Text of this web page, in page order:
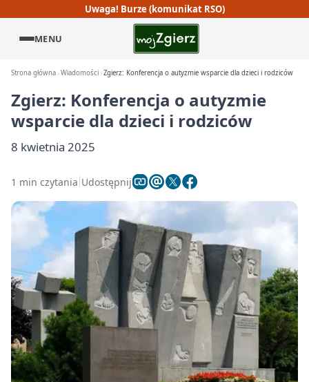
Uwaga! Burze (komunikat RSO)
MENU
Strona główna Wiadomości Zgierz: Konferencja o autyzmie wsparcie dla dzieci i rodziców
Zgierz: Konferencja o autyzmie
wsparcie dla dzieci i rodziców
8 kwietnia 2025
1 min czytania Udostępnij